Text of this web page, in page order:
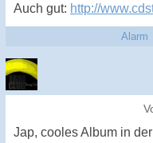
Auch gut: http://
Alarm
Jap, cooles Album in